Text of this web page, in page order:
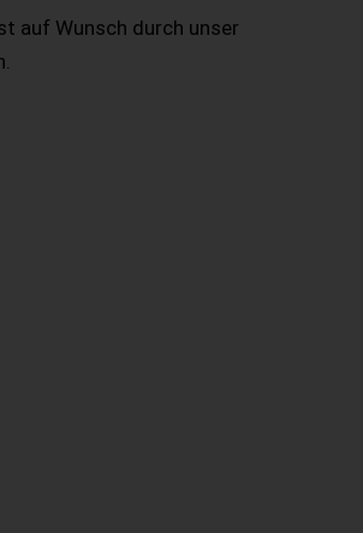
auf Wunsch durch unser